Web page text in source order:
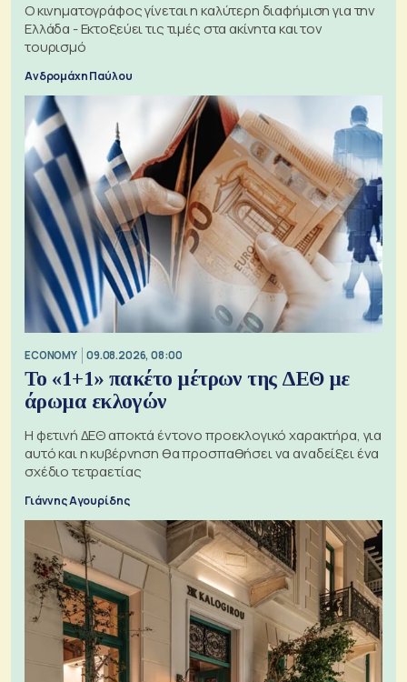
Ο κινηματογράφος γίνεται η καλύτερη διαφήμιση για την
Ελλάδα - Εκτοξεύει τις τιμές στα ακίνητα και τον
τουρισμό
Ανδρομάχη Παύλου
ECONOMY 09.08.2026, 08:00
Το «1+1» πακέτο μέτρων της ΔΕΘ με
άρωμα εκλογών
Η φετινή ΔΕΘ αποκτά έντονο προεκλογικό χαρακτήρα, για
αυτό και η κυβέρνηση θα προσπαθήσει να αναδείξει ένα
σχέδιο τετραετίας
Γιάννης Αγουρίδης